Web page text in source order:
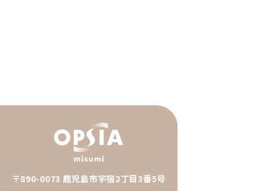
〒890-0073 鹿児島市宇宿2丁目3番5号